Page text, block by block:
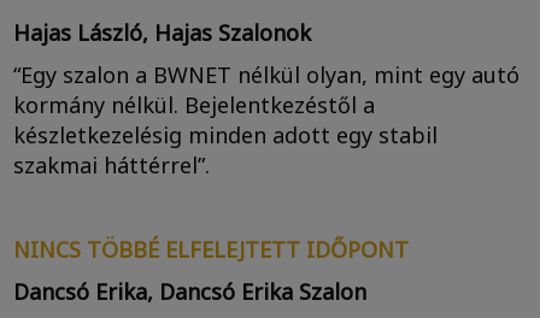
Hajas László, Hajas Szalonok
“Egy szalon a BWNET nélkül olyan, mint egy autó
kormány nélkül. Bejelentkezéstől a
készletkezelésig minden adott egy stabil
szakmai háttérrel”.
NINCS TÖBBÉ ELFELEJTETT IDŐPONT
Dancsó Erika, Dancsó Erika Szalon